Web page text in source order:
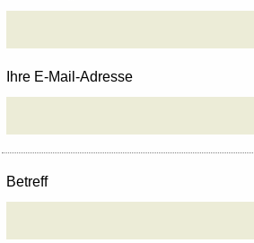
Ihre E-Mail-Adresse
Betreff